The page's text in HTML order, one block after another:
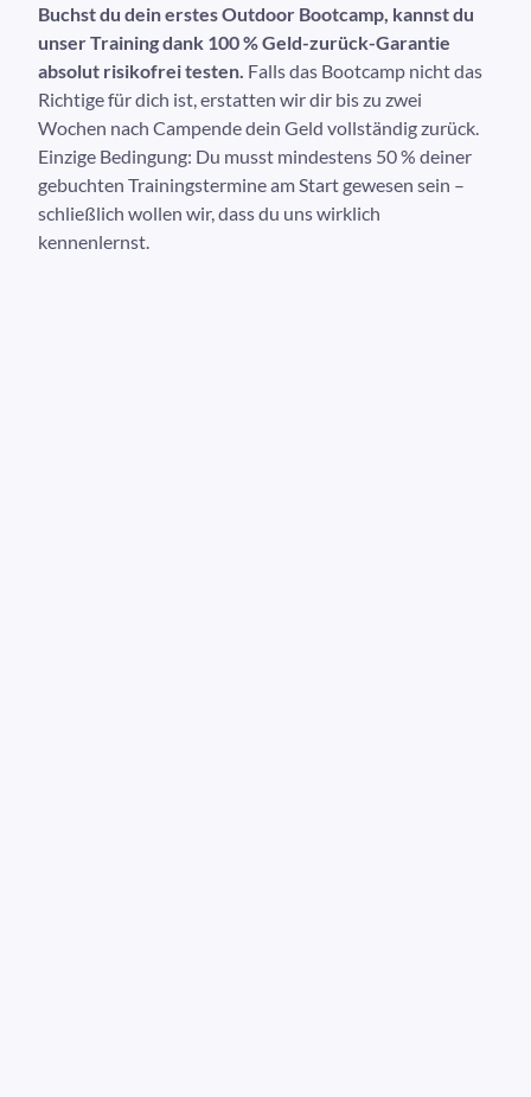
Buchst du dein erstes Outdoor Bootcamp, kannst du
unser Training dank 100 % Geld-zurück-Garantie
absolut risikofrei testen. Falls das Bootcamp nicht das
Richtige für dich ist, erstatten wir dir bis zu zwei
Wochen nach Campende dein Geld vollständig zurück.
Einzige Bedingung: Du musst mindestens 50 % deiner
gebuchten Trainingstermine am Start gewesen sein –
schließlich wollen wir, dass du uns wirklich
kennenlernst.